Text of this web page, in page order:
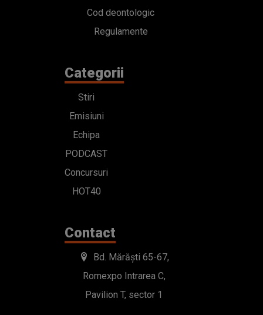
Cod deontologic
Regulamente
Categorii
Stiri
Emisiuni
Echipa
PODCAST
Concursuri
HOT40
Contact
Bd. Mărăști 65-67,
Romexpo Intrarea C,
Pavilion T, sector 1